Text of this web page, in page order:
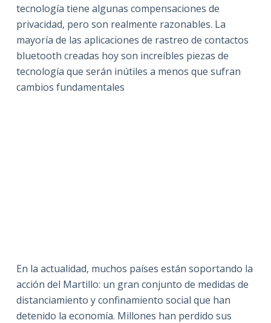
tecnología tiene algunas compensaciones de
privacidad, pero son realmente razonables. La
mayoría de las aplicaciones de rastreo de contactos
bluetooth creadas hoy son increíbles piezas de
tecnología que serán inútiles a menos que sufran
cambios fundamentales
En la actualidad, muchos países están soportando la
acción del Martillo: un gran conjunto de medidas de
distanciamiento y confinamiento social que han
detenido la economía. Millones han perdido sus